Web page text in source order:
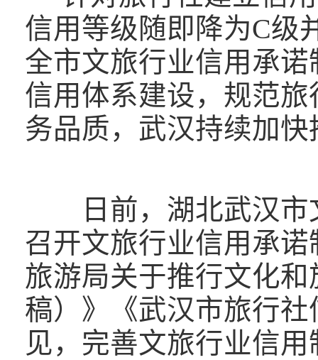
信用等级随即降为C级
全市文旅行业信用承
信用体系建设，规范
务品质，武汉持续加
日前，湖北武汉市
召开文旅行业信用承
旅游局关于推行文化
稿）》《武汉市旅行
见，完善文旅行业信用